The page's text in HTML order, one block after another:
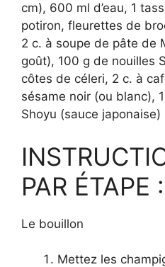
cm), 600 ml d’eau, 1
potiron, fleurettes de
2 c. à soupe de pâte de
goût), 100 g de nouilles
côtes de céleri, 2 c. à
sésame noir (ou blanc),
Shoyu (sauce japonaise)
PAR ÉTAPE :
Le bouillon
Mettez les